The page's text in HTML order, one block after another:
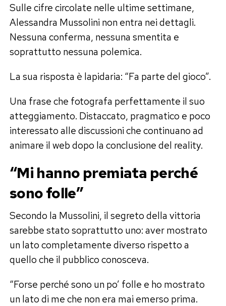
Sulle cifre circolate nelle ultime settimane,
Alessandra Mussolini non entra nei dettagli.
Nessuna conferma, nessuna smentita e
soprattutto nessuna polemica.
La sua risposta è lapidaria: “Fa parte del gioco”.
Una frase che fotografa perfettamente il suo
atteggiamento. Distaccato, pragmatico e poco
interessato alle discussioni che continuano ad
animare il web dopo la conclusione del reality.
“Mi hanno premiata perché
sono folle”
Secondo la Mussolini, il segreto della vittoria
sarebbe stato soprattutto uno: aver mostrato
un lato completamente diverso rispetto a
quello che il pubblico conosceva.
“Forse perché sono un po’ folle e ho mostrato
un lato di me che non era mai emerso prima.